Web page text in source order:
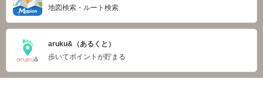
地図検索・ルート検索
aruku&（あるくと）
歩いてポイントが貯まる